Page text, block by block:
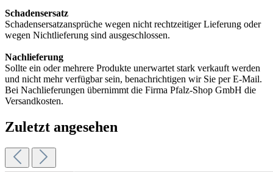
Schadensersatz
Schadensersatzansprüche wegen nicht rechtzeitiger Lieferung oder
wegen Nichtlieferung sind ausgeschlossen.
Nachlieferung
Sollte ein oder mehrere Produkte unerwartet stark verkauft werden
und nicht mehr verfügbar sein, benachrichtigen wir Sie per E-Mail.
Bei Nachlieferungen übernimmt die Firma Pfalz-Shop GmbH die
Versandkosten.
Zuletzt angesehen